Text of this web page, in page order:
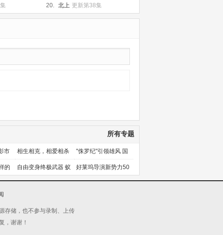
20. 北上 更新第38集
所有专题
市 相生相克，相爱相杀 "侏罗纪"引领雄风 国
产片下旬逆袭
的 自由变身终极武器 蚁
人能力使用者大盘点
好莱坞导演新势力50
人上篇
存储，也不参与录制、上传
，谢谢！